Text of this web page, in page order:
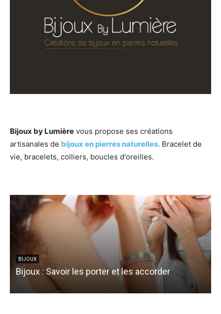
Bijoux by Lumière vous propose ses créations
artisanales de bijoux en pierres naturelles. Bracelet de
vie, bracelets, colliers, boucles d'oreilles.
BIJOUX
Bijoux : Savoir les porter et les accorder